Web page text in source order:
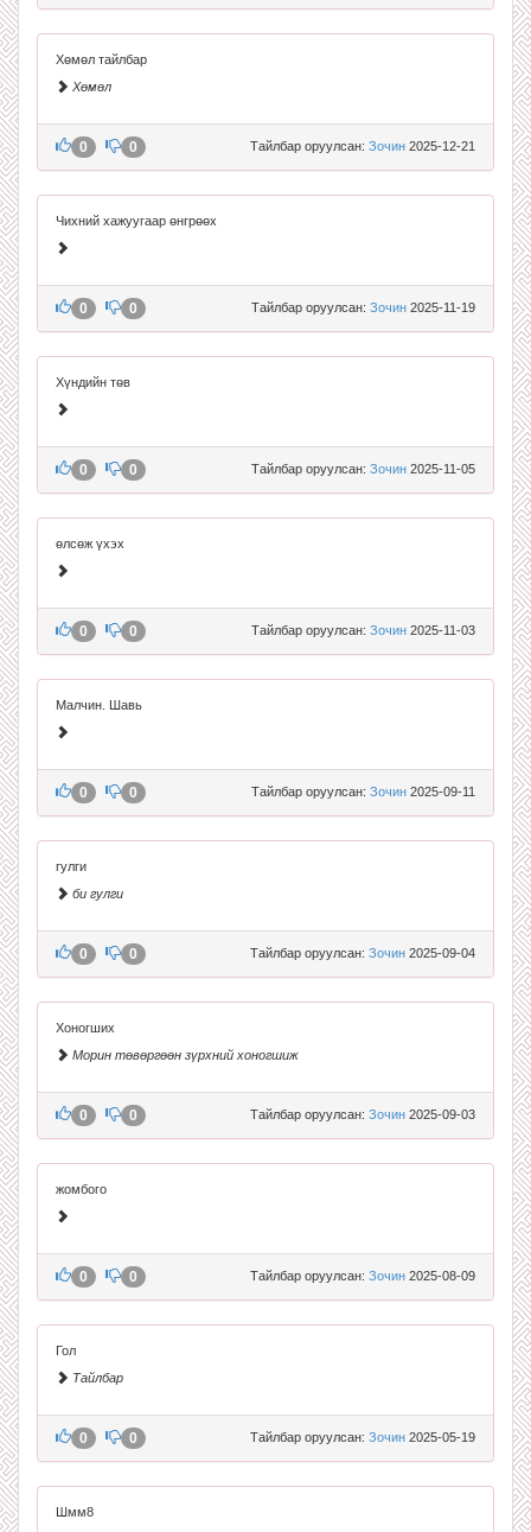
Хөмөл тайлбар
Хөмөл
Тайлбар оруулсан: Зочин 2025-12-21
0 0
Чихний хажуугаар өнгрөөх
Тайлбар оруулсан: Зочин 2025-11-19
0 0
Хүндийн төв
Тайлбар оруулсан: Зочин 2025-11-05
0 0
өлсөж үхэх
Тайлбар оруулсан: Зочин 2025-11-03
0 0
Малчин. Шавь
Тайлбар оруулсан: Зочин 2025-09-11
0 0
гулги
би гулги
Тайлбар оруулсан: Зочин 2025-09-04
0 0
Хоногших
Морин төвөргөөн зүрхний хоногшиж
Тайлбар оруулсан: Зочин 2025-09-03
0 0
жомбого
Тайлбар оруулсан: Зочин 2025-08-09
0 0
Гол
Тайлбар
Тайлбар оруулсан: Зочин 2025-05-19
0 0
Шмм8